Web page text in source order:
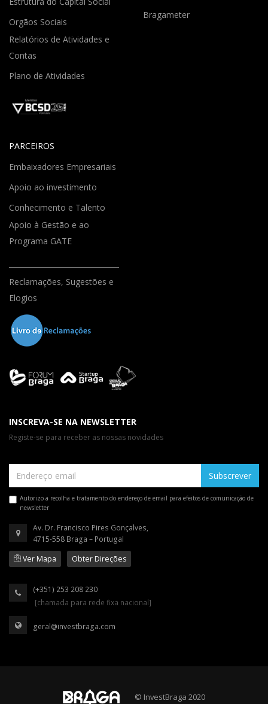
Orgãos Sociais
Relatórios de Atividades e
Contas
Plano de Atividades
Bragameter
PARCEIROS
Embaixadores Empresariais
Apoio ao investimento
Conhecimento e Talento
Apoio à Gestão e ao
Programa GATE
Reclamações, Sugestões e
Elogios
INSCREVA-SE NA NEWSLETTER
Registe-se para receber as nossas novidades
Subscrever
Autorizo a recolha e tratamento do endereço de email para efeitos de comunicação de
newsletter
Av. Dr. Francisco Pires Gonçalves,
4715-558 Braga – Portugal
Ver Mapa
Obter Direções
(+351) 253 208 230
[chamada para rede fixa nacional]
geral@investbraga.com
© InvestBraga 2020